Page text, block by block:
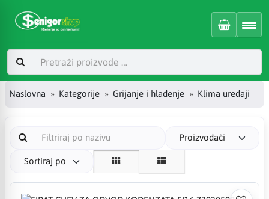
Naslovna Kategorije Grijanje i hlađenje Klima uređaji
Proizvođači
Sortiraj po